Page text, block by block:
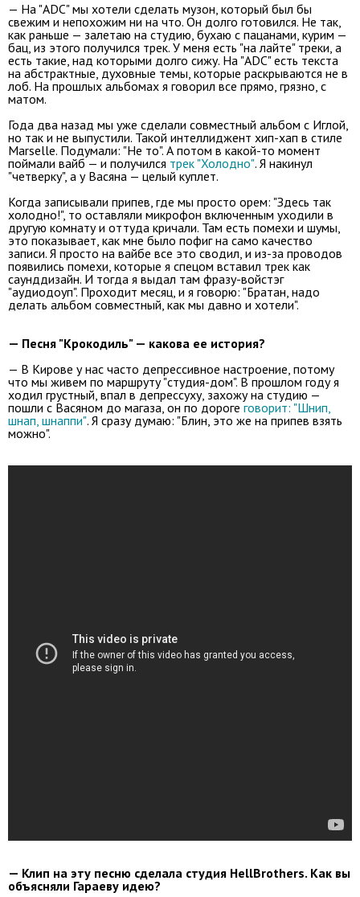
— На "ADC" мы хотели сделать музон, который был бы
свежим и непохожим ни на что. Он долго готовился. Не так,
как раньше — залетаю на студию, бухаю с пацанами, курим —
бац, из этого получился трек. У меня есть "на лайте" треки, а
есть такие, над которыми долго сижу. На "ADC" есть текста
на абстрактные, духовные темы, которые раскрываются не в
лоб. На прошлых альбомах я говорил все прямо, грязно, с
матом.
Года два назад мы уже сделали совместный альбом с Иглой,
но так и не выпустили. Такой интеллиджент хип-хап в стиле
Marselle. Подумали: "Не то". А потом в какой-то момент
поймали вайб — и получился трек "Холодно". Я накинул
"четверку", а у Васяна — целый куплет.
Когда записывали припев, где мы просто орем: "Здесь так
холодно!", то оставляли микрофон включенным уходили в
другую комнату и оттуда кричали. Там есть помехи и шумы,
это показывает, как мне было пофиг на само качество
записи. Я просто на вайбе все это сводил, и из-за проводов
появились помехи, которые я спецом вставил трек как
саунддизайн. И тогда я выдал там фразу-войстэг
"аудиодоуп". Проходит месяц, и я говорю: "Братан, надо
делать альбом совместный, как мы давно и хотели".
— Песня "Крокодиль" — какова ее история?
— В Кирове у нас часто депрессивное настроение, потому
что мы живем по маршруту "студия-дом". В прошлом году я
ходил грустный, впал в депрессуху, захожу на студию —
пошли с Васяном до магаза, он по дороге говорит: "Шнип,
шнап, шнаппи". Я сразу думаю: "Блин, это же на припев взять
можно".
— Клип на эту песню сделала студия HellBrothers. Как вы
объясняли Гараеву идею?